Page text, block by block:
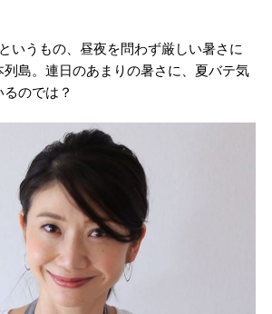
いうもの、昼夜を問わず厳しい暑さに
列島。連日のあまりの暑さに、夏バテ気
のでは？